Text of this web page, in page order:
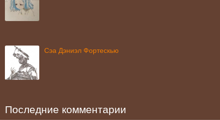
Сэа Дэниэл Фортескью
Последние комментарии